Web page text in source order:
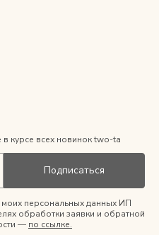
в курсе всех новинок two-ta
Подписаться
персональных данных ИП
обработки заявки и обратной
— по ссылке.